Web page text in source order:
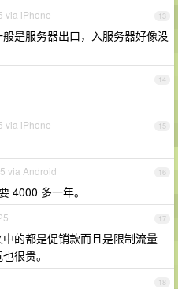
13
via iPhone
是服务器出口，入服务器好像没
14
15
via iPhone
16
via Android
4000 多一年。
17
的都是促销款而且是限制流量
很贵。
18